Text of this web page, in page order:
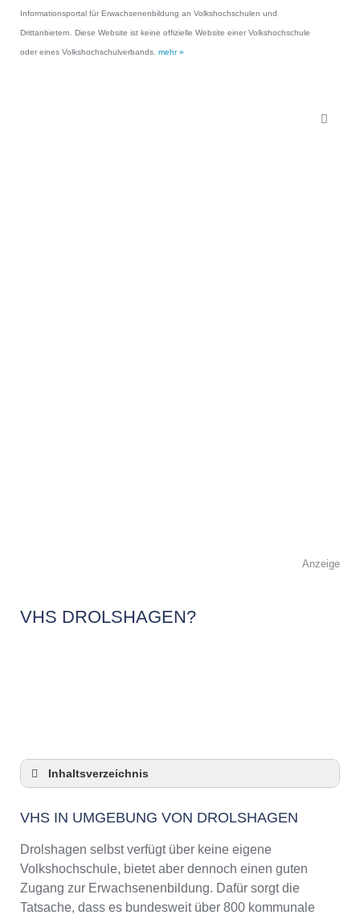
Informationsportal für Erwachsenenbildung an Volkshochschulen und
Drittanbietern. Diese Website ist keine offizielle Website einer Volkshochschule
oder eines Volkshochschulverbands. mehr »
Anzeige
VHS DROLSHAGEN?
Inhaltsverzeichnis
3 Quicktipps
Checkliste: VHS-Kurse rund um Drolshagen
finden
Keine VHS in Drolshagen
Online-Kurse: Pro und Contra
VHS IN UMGEBUNG VON DROLSHAGEN
Drolshagen selbst verfügt über keine eigene
Volkshochschule, bietet aber dennoch einen guten
Zugang zur Erwachsenenbildung. Dafür sorgt die
Tatsache, dass es bundesweit über 800 kommunale